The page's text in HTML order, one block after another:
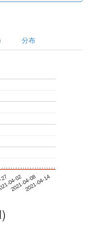
分布
04-02
2021-04-082021-04-14